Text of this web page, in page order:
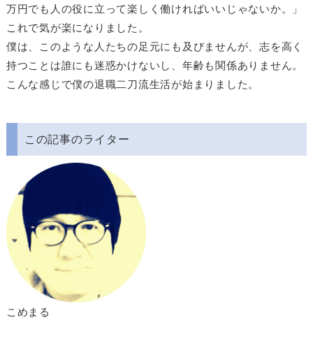
万円でも人の役に立って楽しく働ければいいじゃないか。」
これで気が楽になりました。
僕は、このような人たちの足元にも及びませんが、志を高く
持つことは誰にも迷惑かけないし、年齢も関係ありません。
こんな感じで僕の退職二刀流生活が始まりました。
この記事のライター
こめまる